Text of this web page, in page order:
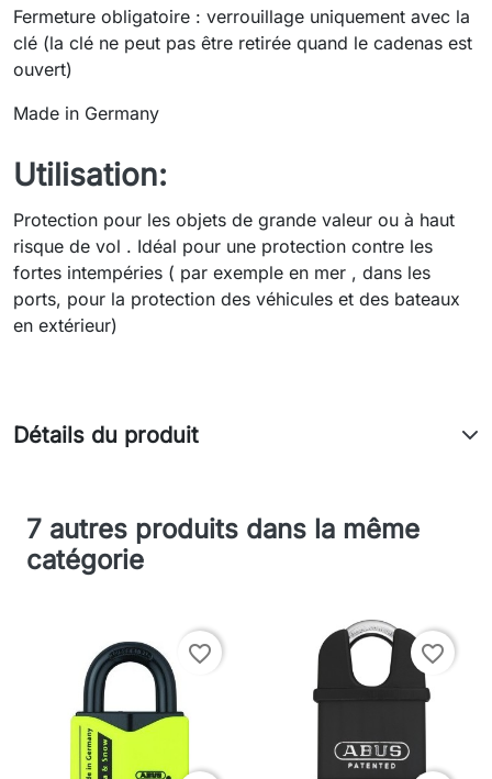
Fermeture obligatoire : verrouillage uniquement avec la
clé (la clé ne peut pas être retirée quand le cadenas est
ouvert)
Made in Germany
Utilisation:
Protection pour les objets de grande valeur ou à haut
risque de vol . Idéal pour une protection contre les
fortes intempéries ( par exemple en mer , dans les
ports, pour la protection des véhicules et des bateaux
en extérieur)
Détails du produit
7 autres produits dans la même
catégorie
favorite_border favorite_border